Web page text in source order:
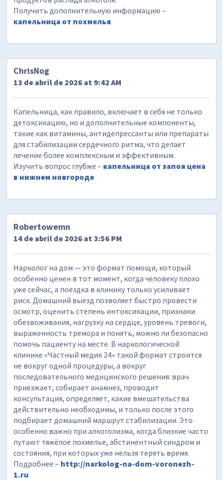
Получить дополнительную информацию –
капельница от похмелья
ChrisNog
13 de abril de 2026 at 9:42 AM
Капельница, как правило, включает в себя не только
детоксикацию, но и дополнительные компоненты,
такие как витамины, антидепрессанты или препараты
для стабилизации сердечного ритма, что делает
лечение более комплексным и эффективным.
Изучить вопрос глубже – капельница от запоя цена
в нижнем новгороде
Robertowemn
14 de abril de 2026 at 3:56 PM
Нарколог на дом — это формат помощи, который
особенно ценен в тот момент, когда человеку плохо
уже сейчас, а поездка в клинику только усиливает
риск. Домашний выезд позволяет быстро провести
осмотр, оценить степень интоксикации, признаки
обезвоживания, нагрузку на сердце, уровень тревоги,
выраженность тремора и понять, можно ли безопасно
помочь пациенту на месте. В наркологической
клинике «Частный медик 24» такой формат строится
не вокруг одной процедуры, а вокруг
последовательного медицинского решения: врач
приезжает, собирает анамнез, проводит
консультация, определяет, какие вмешательства
действительно необходимы, и только после этого
подбирает домашний маршрут стабилизации. Это
особенно важно при алкоголизма, когда близкие часто
путают тяжёлое похмелье, абстинентный синдром и
состояния, при которых уже нельзя терять время.
Подробнее – http://narkolog-na-dom-voronezh-
1.ru